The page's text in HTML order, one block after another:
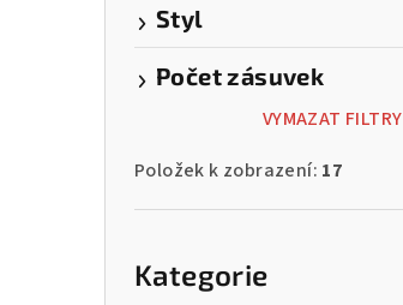
Styl
Počet zásuvek
VYMAZAT FILTRY
Položek k zobrazení: 17
Kategorie